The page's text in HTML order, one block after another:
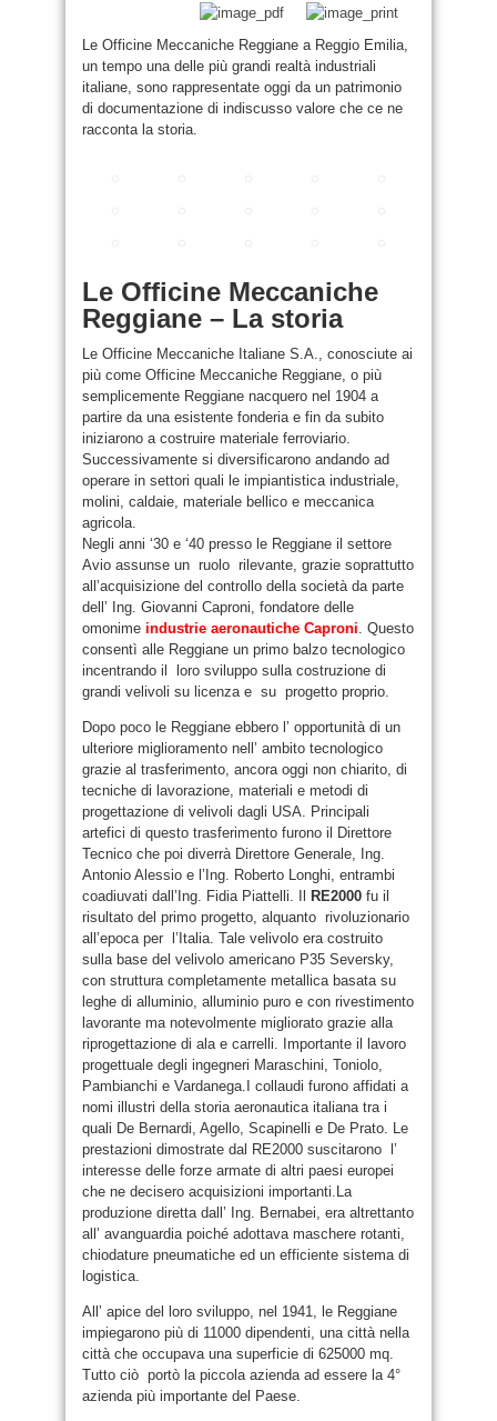
Le Officine Meccaniche Reggiane a Reggio Emilia,
un tempo una delle più grandi realtà industriali
italiane, sono rappresentate oggi da un patrimonio
di documentazione di indiscusso valore che ce ne
racconta la storia.
Le Officine Meccaniche
Reggiane – La storia
Le Officine Meccaniche Italiane S.A., conosciute ai
più come Officine Meccaniche Reggiane, o più
semplicemente Reggiane nacquero nel 1904 a
partire da una esistente fonderia e fin da subito
iniziarono a costruire materiale ferroviario.
Successivamente si diversificarono andando ad
operare in settori quali le impiantistica industriale,
molini, caldaie, materiale bellico e meccanica
agricola.
Negli anni ‘30 e ‘40 presso le Reggiane il settore
Avio assunse un ruolo rilevante, grazie soprattutto
all’acquisizione del controllo della società da parte
dell’ Ing. Giovanni Caproni, fondatore delle
omonime industrie aeronautiche Caproni. Questo
consentì alle Reggiane un primo balzo tecnologico
incentrando il loro sviluppo sulla costruzione di
grandi velivoli su licenza e su progetto proprio.
Dopo poco le Reggiane ebbero l’ opportunità di un
ulteriore miglioramento nell’ ambito tecnologico
grazie al trasferimento, ancora oggi non chiarito, di
tecniche di lavorazione, materiali e metodi di
progettazione di velivoli dagli USA. Principali
artefici di questo trasferimento furono il Direttore
Tecnico che poi diverrà Direttore Generale, Ing.
Antonio Alessio e l’Ing. Roberto Longhi, entrambi
coadiuvati dall’Ing. Fidia Piattelli. Il
RE2000 fu il
risultato del primo progetto, alquanto rivoluzionario
all’epoca per l’Italia. Tale velivolo era costruito
sulla base del velivolo americano P35 Seversky,
con struttura completamente metallica basata su
leghe di alluminio, alluminio puro e con rivestimento
lavorante ma notevolmente migliorato grazie alla
riprogettazione di ala e carrelli. Importante il lavoro
progettuale degli ingegneri Maraschini, Toniolo,
Pambianchi e Vardanega.I collaudi furono affidati a
nomi illustri della storia aeronautica italiana tra i
quali De Bernardi, Agello, Scapinelli e De Prato. Le
prestazioni dimostrate dal RE2000 suscitarono l’
interesse delle forze armate di altri paesi europei
che ne decisero acquisizioni importanti.La
produzione diretta dall’ Ing. Bernabei, era altrettanto
all’ avanguardia poiché adottava maschere rotanti,
chiodature pneumatiche ed un efficiente sistema di
logistica.
All’ apice del loro sviluppo, nel 1941, le Reggiane
impiegarono più di 11000 dipendenti, una città nella
città che occupava una superficie di 625000 mq.
Tutto ciò portò la piccola azienda ad essere la 4°
azienda più importante del Paese.